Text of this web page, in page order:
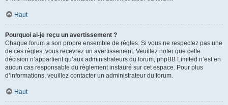
Haut
Pourquoi ai-je reçu un avertissement ?
Chaque forum a son propre ensemble de règles. Si vous ne respectez pas une
de ces règles, vous recevrez un avertissement. Veuillez noter que cette
décision n’appartient qu’aux administrateurs du forum, phpBB Limited n’est en
aucun cas responsable du règlement instauré sur cet espace. Pour plus
d’informations, veuillez contacter un administrateur du forum.
Haut